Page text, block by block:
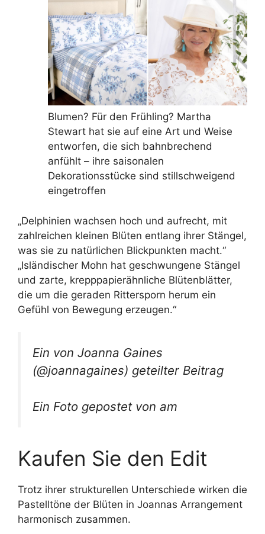
Blumen? Für den Frühling? Martha
Stewart hat sie auf eine Art und Weise
entworfen, die sich bahnbrechend
anfühlt – ihre saisonalen
Dekorationsstücke sind stillschweigend
eingetroffen
„Delphinien wachsen hoch und aufrecht, mit
zahlreichen kleinen Blüten entlang ihrer Stängel,
was sie zu natürlichen Blickpunkten macht.“
„Isländischer Mohn hat geschwungene Stängel
und zarte, krepppapierähnliche Blütenblätter,
die um die geraden Rittersporn herum ein
Gefühl von Bewegung erzeugen.“
Ein von Joanna Gaines
(@joannagaines) geteilter Beitrag
Ein Foto gepostet von am
Kaufen Sie den Edit
Trotz ihrer strukturellen Unterschiede wirken die
Pastelltöne der Blüten in Joannas Arrangement
harmonisch zusammen.